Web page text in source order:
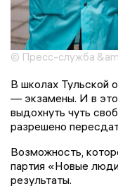
© Пресс-служба
В школах Тульской
— экзамены. И в
выдохнуть чуть
разрешено
Возможность,
партия «Новые
результаты.